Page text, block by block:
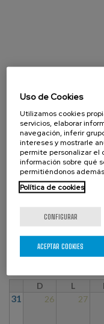
D L
31 26 27
Uso de Cookies
Utilizamos cookies
servicios, elaborar
navegación, inferir
intereses y mostrarle
permite personalizar el
información sobre qué
permitiéndonos
Política de cookies
CONFIGURAR
ACEPTAR COOKIES